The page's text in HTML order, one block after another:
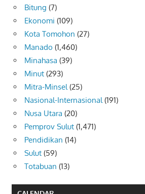
Bitung (7)
Ekonomi (109)
Kota Tomohon (27)
Manado (1,460)
Minahasa (39)
Minut (293)
Mitra-Minsel (25)
Nasional-Internasional (191)
Nusa Utara (20)
Pemprov Sulut (1,471)
Pendidikan (14)
Sulut (59)
Totabuan (13)